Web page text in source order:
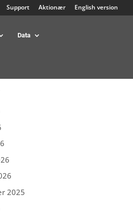
Support Aktionær English version
Data
2025